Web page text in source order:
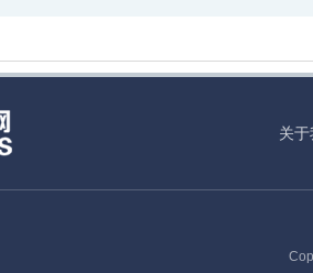
关